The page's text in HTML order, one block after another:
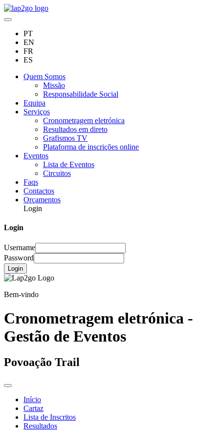
PT
EN
FR
ES
Quem Somos
Missão
Responsabilidade Social
Equipa
Serviços
Cronometragem eletrónica
Resultados em direto
Grafismos TV
Plataforma de inscrições online
Eventos
Lista de Eventos
Circuitos
Faqs
Contactos
Orçamentos
Login
Login
Username
Password
Login
Bem-vindo
Cronometragem eletrónica -
Gestão de Eventos
Povoação Trail
Início
Cartaz
Lista de Inscritos
Resultados